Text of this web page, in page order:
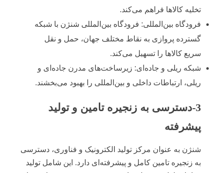
تخلیه کالاها فراهم می‌کند.
فرودگاه بین‌المللی: فرودگاه بین‌المللی شنژن با شبکه
گسترده پروازی به نقاط مختلف جهان، حمل و نقل
سریع کالاها را تسهیل می‌کند.
شبکه ریلی و جاده‌ای: زیرساخت‌های مدرن جاده‌ای و
ریلی، ارتباطات داخلی و بین‌المللی را بهبود می‌بخشند.
3-دسترسی به زنجیره تامین و تولید
پیشرفته
شنژن به عنوان مرکز تولید الکترونیک و فناوری، دسترسی
به زنجیره تامین کامل و پیشرفته‌ای دارد. این شامل تولید